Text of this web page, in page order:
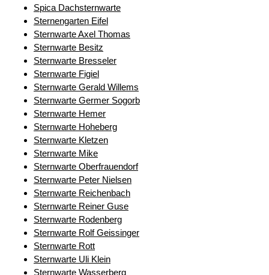
Spica Dachsternwarte
Sternengarten Eifel
Sternwarte Axel Thomas
Sternwarte Besitz
Sternwarte Bresseler
Sternwarte Figiel
Sternwarte Gerald Willems
Sternwarte Germer Sogorb
Sternwarte Hemer
Sternwarte Hoheberg
Sternwarte Kletzen
Sternwarte Mike
Sternwarte Oberfrauendorf
Sternwarte Peter Nielsen
Sternwarte Reichenbach
Sternwarte Reiner Guse
Sternwarte Rodenberg
Sternwarte Rolf Geissinger
Sternwarte Rott
Sternwarte Uli Klein
Sternwarte Wasserberg